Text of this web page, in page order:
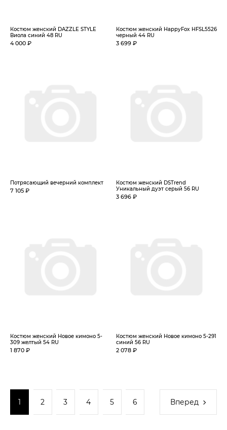
Костюм женский DAZZLE STYLE
Виола синий 48 RU
4 000 ₽
Костюм женский HappyFox HFSL5526
черный 44 RU
3 699 ₽
Потрясающий вечерний комплект
7 105 ₽
Костюм женский DSTrend
Уникальный дуэт серый 56 RU
3 696 ₽
Костюм женский Новое кимоно 5-
309 желтый 54 RU
1 870 ₽
Костюм женский Новое кимоно 5-291
синий 56 RU
2 078 ₽
1 2 3 4 5 6 Вперед